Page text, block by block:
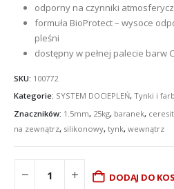
odporny na czynniki
formuła BioProtect – wysoce
pleśni
dostępny w pełnej palecie barw
SKU: 100772
Kategorie: SYSTEM DOCIEPLEŃ, Tynki i
Znaczników: 1.5mm, 25kg, baranek, ceresit
na zewnątrz, silikonowy, tynk, wewnątrz
DODAJ DO